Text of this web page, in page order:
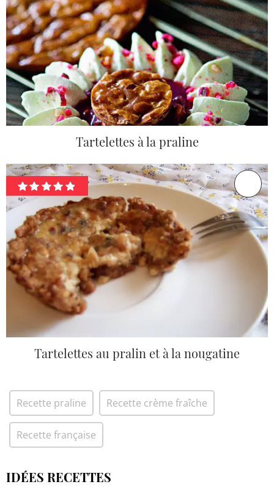
Tartelettes à la praline
Tartelettes au pralin et à la nougatine
Recette praline Recette crème fraîche
Recette française
IDÉES RECETTES